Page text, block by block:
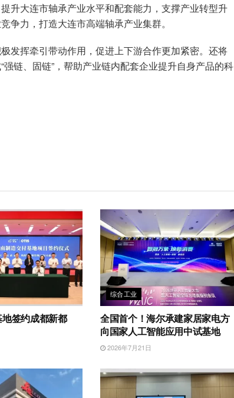
升大连市轴承产业水平和配套能力，支撑产业转型升
争力，打造大连市高端轴承产业集群。
发挥牵引带动作用，促进上下游合作更加紧密。还将
链、固链”，帮助产业链内配套企业提升自身产品的科
签约成都新都
综合工业
全国首个！海尔承建家居家电方
向国家人工智能应用中试基地
2026年7月21日